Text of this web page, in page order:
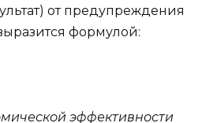
от предупреждения
формулой:
эффективности